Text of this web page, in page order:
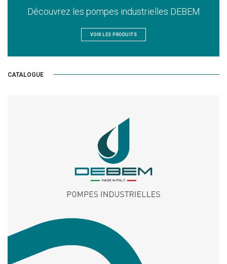
Découvrez les pompes industrielles DEBEM
VOIR LES PRODUITS
CATALOGUE